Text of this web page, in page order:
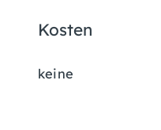
Kosten
keine